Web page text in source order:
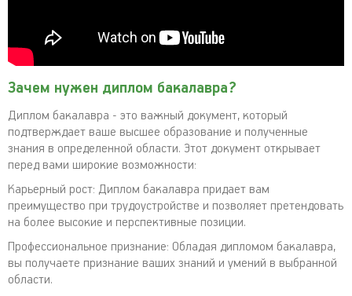
Зачем нужен диплом бакалавра?
Диплом бакалавра - это важный документ, который
подтверждает ваше высшее образование и полученные
знания в определенной области. Этот документ открывает
перед вами широкие возможности:
Карьерный рост: Диплом бакалавра придает вам
преимущество при трудоустройстве и позволяет претендовать
на более высокие и перспективные позиции.
Профессиональное признание: Обладая дипломом бакалавра,
вы получаете признание ваших знаний и умений в выбранной
области.